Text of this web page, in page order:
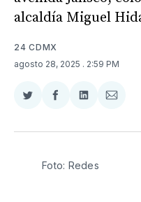
alcaldía Miguel
24 CDMX
agosto 28, 2025 . 2:59 PM
Compartir
Twitter
Compartir
Facebook
Compartir
LinkedIn
Email
Foto: Redes